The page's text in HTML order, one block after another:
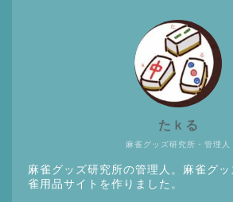
麻雀グッズ研究所・管理人
たｋる
麻雀グッズ研究所の管理人。麻雀グ
雀用品サイトを作りました。